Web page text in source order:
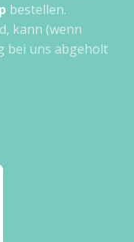
bestellen.
kann (wenn
bei uns abgeholt